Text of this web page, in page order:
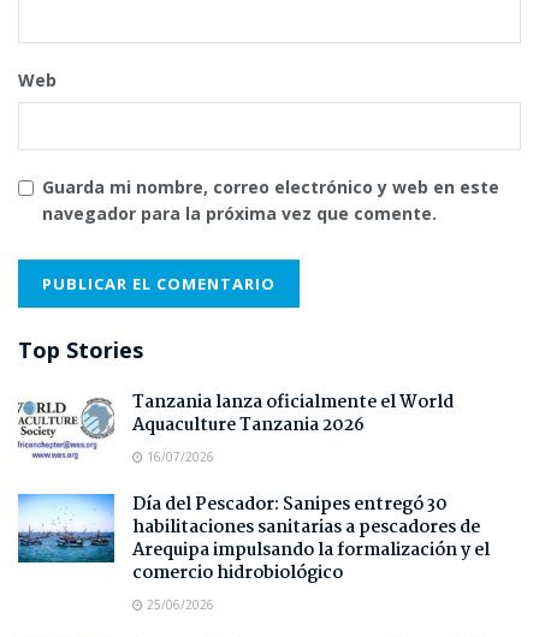
Web
Guarda mi nombre, correo electrónico y web en este
navegador para la próxima vez que comente.
Top Stories
Tanzania lanza oficialmente el World
Aquaculture Tanzania 2026
16/07/2026
Día del Pescador: Sanipes entregó 30
habilitaciones sanitarias a pescadores de
Arequipa impulsando la formalización y el
comercio hidrobiológico
25/06/2026